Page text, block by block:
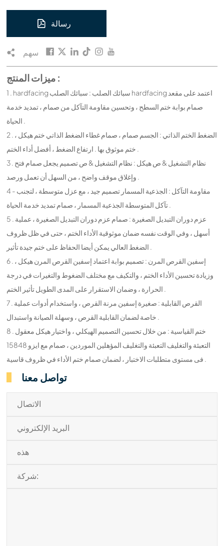
رسالة
سهم
ميزات المنتج :
1 . hardfacing سبائك الصلب : سبائك الصلب hardfacing اعتمد على مقعد
صمام بوابة ختم السطح ، وتحسين مقاومة التآكل من صمام ، تمديد خدمة
الحياة .
2 . الضغط الختم الذاتي : الجسم صمام ، صمام غطاء الضغط الذاتي ختم هيكل ،
ختم موثوق بها . ارتفاع الضغط ، أفضل أداء الختم .
3 . نظام التشغيل & ص هيكل : نظام التشغيل & ص تصميم يجعل صمام فتح
وإغلاق موقف واضح ، من السهل أن تعمل ورصد .
4 - مقاومة التآكل : الجذعية المسمار تصميم جيد ، مع عزل متوسطة ، لتجنب
تآكل المتوسطة الجذعية المسمار ، صمام تمديد خدمة الحياة .
5 . عزم دوران التبديل الصغيرة : صمام عزم دوران التبديل الصغيرة ، عملية
أسهل ، وفي الوقت نفسه ضمان موثوقية الأداء الختم ، حتى في ظل ظروف
الضغط العالي يمكن أيضا الحفاظ على ختم جيدة تأثير .
6 . إسفين القرص المرن : تصميم بوابة اعتماد إسفين القرص المرن هيكل ،
وزيادة تحسين الأداء الختم ، والتكيف مع مختلف الضغوط والتغيرات في درجة
الحرارة ، وضمان الاستقرار على المدى الطويل تأثير الختم .
7 . القرص القابلية : صغيرة إسفين مرنة القرص ، واستخدام أدوات عملية
خاصة لضمان القابلية القرص ، وسهلة الصيانة واستبدال .
8 . ختم القياسية : من خلال تحسين التصميم الهيكلي ، واختيار هيكل معقول
التعبئة والتغليف التعبئة والتغليف المؤهلين الموردين ، صمام مع ايزو 15848
فى مستوى متطلبات الاختبار ، لضمان صمام ختم الأداء في ظروف قاسية .
تواصل معنا